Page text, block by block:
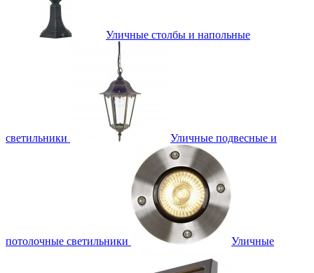
Уличные столбы и напольные
светильники Уличные подвесные и
потолочные светильники Уличные